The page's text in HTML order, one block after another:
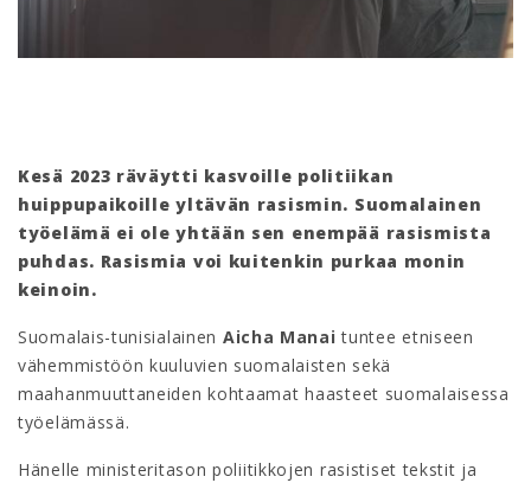
Kesä 2023 räväytti kasvoille politiikan
huippupaikoille yltävän rasismin. Suomalainen
työelämä ei ole yhtään sen enempää rasismista
puhdas. Rasismia voi kuitenkin purkaa monin
keinoin.
Suomalais-tunisialainen Aicha Manai tuntee etniseen
vähemmistöön kuuluvien suomalaisten sekä
maahanmuuttaneiden kohtaamat haasteet suomalaisessa
työelämässä.
Hänelle ministeritason poliitikkojen rasistiset tekstit ja